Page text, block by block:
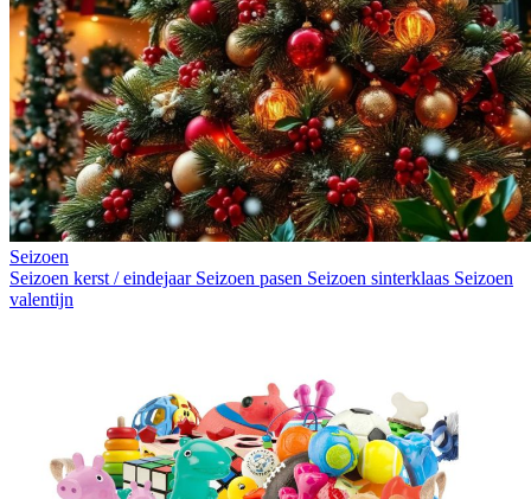
Seizoen
Seizoen kerst / eindejaar Seizoen pasen Seizoen sinterklaas Seizoen
valentijn